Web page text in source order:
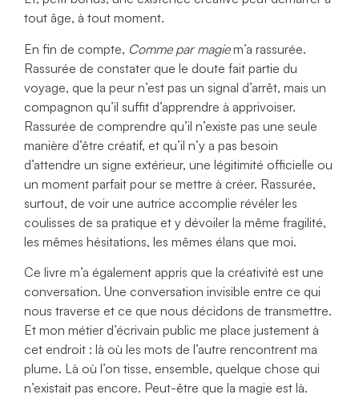
tout âge, à tout moment.
En fin de compte, Comme par magiem’a rassurée.
Rassurée de constater que le doute fait partie du
voyage, que la peur n’est pas un signal d’arrêt, mais un
compagnon qu’il suffit d’apprendre à apprivoiser.
Rassurée de comprendre qu’il n’existe pas une seule
manière d’être créatif, et qu’il n’y a pas besoin
d’attendre un signe extérieur, une légitimité officielle ou
un moment parfait pour se mettre à créer. Rassurée,
surtout, de voir une autrice accomplie révéler les
coulisses de sa pratique et y dévoiler la même fragilité,
les mêmes hésitations, les mêmes élans que moi.
Ce livre m’a également appris que la créativité est une
conversation. Une conversation invisible entre ce qui
nous traverse et ce que nous décidons de transmettre.
Et mon métier d’écrivain public me place justement à
cet endroit : là où les mots de l’autre rencontrent ma
plume. Là où l’on tisse, ensemble, quelque chose qui
n’existait pas encore. Peut-être que la magie est là.